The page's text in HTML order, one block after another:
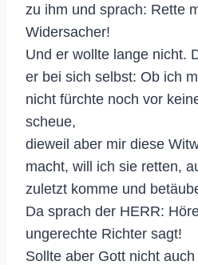
zu ihm und sprach: Rette
Widersacher!
Und er wollte lange nicht.
er bei sich selbst: Ob ich
nicht fürchte noch vor
scheue,
dieweil aber mir diese
macht, will ich sie retten,
zuletzt komme und
Da sprach der HERR:
ungerechte Richter sagt!
Sollte aber Gott nicht